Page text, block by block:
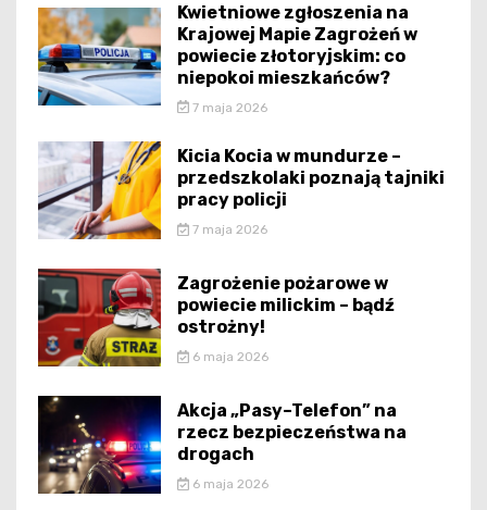
Kwietniowe zgłoszenia na
Krajowej Mapie Zagrożeń w
powiecie złotoryjskim: co
niepokoi mieszkańców?
7 maja 2026
Kicia Kocia w mundurze –
przedszkolaki poznają tajniki
pracy policji
7 maja 2026
Zagrożenie pożarowe w
powiecie milickim – bądź
ostrożny!
6 maja 2026
Akcja „Pasy–Telefon” na
rzecz bezpieczeństwa na
drogach
6 maja 2026